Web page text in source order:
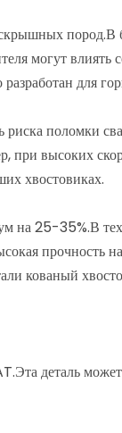
пород.В
могут влиять
для
поломки
при высоких
хвостовиках.
на 25-35%.В тех
прочность
кованый
деталь